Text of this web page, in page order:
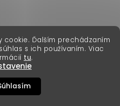
cookie. Ďalším prechádzaním
s ich používaním. Viac
tu.
. Všetky práva vyhradené.